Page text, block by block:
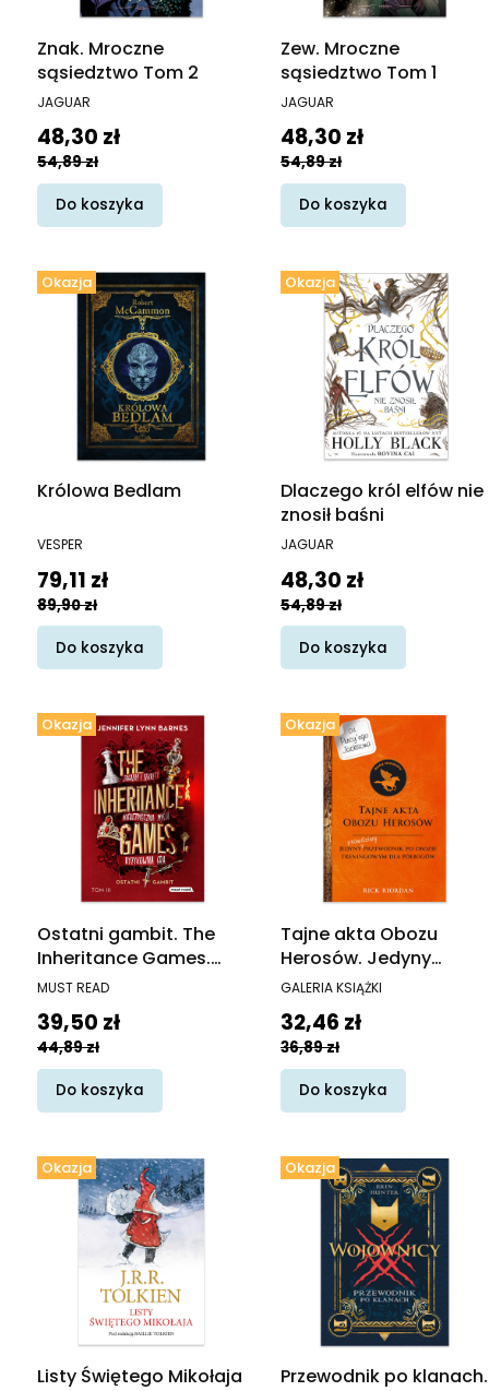
Znak. Mroczne
sąsiedztwo Tom 2
PRODUCENT
JAGUAR
Cena promocyjna
48,30 zł
54,89 zł
Do koszyka
Zew. Mroczne
sąsiedztwo Tom 1
PRODUCENT
JAGUAR
Cena promocyjna
48,30 zł
54,89 zł
Do koszyka
Okazja
Królowa Bedlam
PRODUCENT
VESPER
Cena promocyjna
79,11 zł
89,90 zł
Do koszyka
Okazja
Dlaczego król elfów nie
znosił baśni
PRODUCENT
JAGUAR
Cena promocyjna
48,30 zł
54,89 zł
Do koszyka
Okazja
Ostatni gambit. The
Inheritance Games.
Tom 3
PRODUCENT
MUST READ
Cena promocyjna
39,50 zł
44,89 zł
Do koszyka
Okazja
Tajne akta Obozu
Herosów. Jedyny
prawdziwy przewodnik
treningowym dla
półbogów
PRODUCENT
GALERIA KSIĄŻKI
Cena promocyjna
32,46 zł
36,89 zł
Do koszyka
Okazja
Listy Świętego Mikołaja
Okazja
Przewodnik po klanach.